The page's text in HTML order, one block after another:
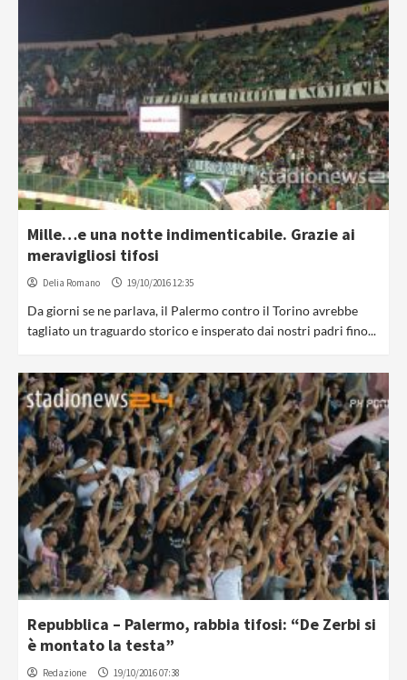
Mille…e una notte indimenticabile. Grazie ai
meravigliosi tifosi
Delia Romano 19/10/2016 12:35
Da giorni se ne parlava, il Palermo contro il Torino avrebbe
tagliato un traguardo storico e insperato dai nostri padri fino...
Repubblica – Palermo, rabbia tifosi: “De Zerbi si
è montato la testa”
Redazione 19/10/2016 07:38